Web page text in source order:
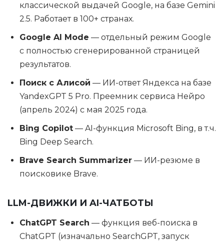
классической выдачей Google, на базе Gemini
2.5. Работает в 100+ странах.
Google AI Mode — отдельный режим Google
с полностью сгенерированной страницей
результатов.
Поиск с Алисой — ИИ-ответ Яндекса на базе
YandexGPT 5 Pro. Преемник сервиса Нейро
(апрель 2024) с мая 2025 года.
Bing Copilot — AI-функция Microsoft Bing, в т.ч.
Bing Deep Search.
Brave Search Summarizer — ИИ-резюме в
поисковике Brave.
LLM-ДВИЖКИ И AI-ЧАТБОТЫ
ChatGPT Search — функция веб-поиска в
ChatGPT (изначально SearchGPT, запуск